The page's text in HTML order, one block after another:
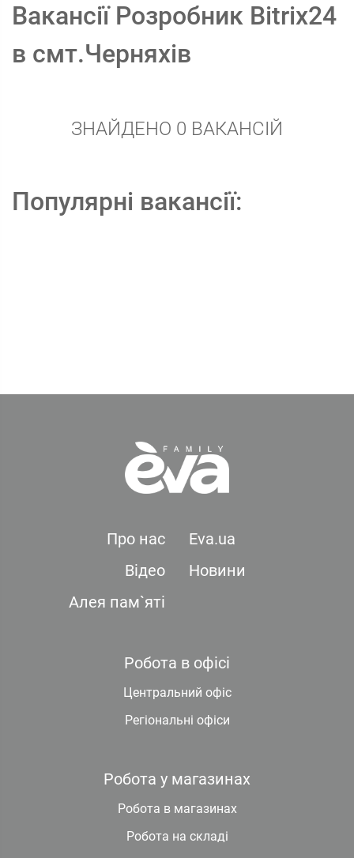
Вакансії Розробник Bitrix24
в смт.Черняхів
ЗНАЙДЕНО 0 ВАКАНСІЙ
Популярні вакансії:
Про нас
Eva.ua
Відео
Новини
Алея пам`яті
Робота в офісі
Центральний офіс
Регіональні офіси
Робота у магазинах
Робота в магазинах
Робота на складі